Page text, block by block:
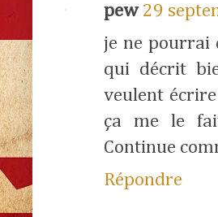
pew 29
je ne pourrai
qui décrit
veulent
ça me le
Continue
Répondre